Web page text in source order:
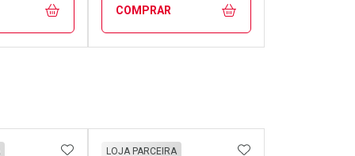
COMPRAR
ADICIONAR AOS FAVORITOS
LOJA PARCEIRA ADICIONAR AOS